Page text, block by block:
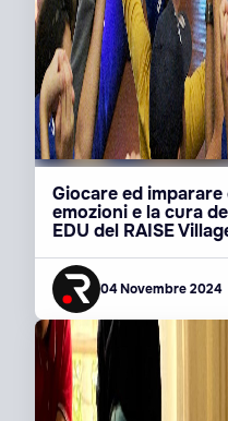
Giocare ed
emozioni e la cura
EDU del RAISE
04 Novembre 2024